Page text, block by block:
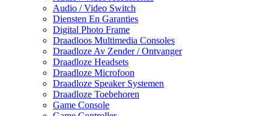
Audio / Video Switch
Diensten En Garanties
Digital Photo Frame
Draadloos Multimedia Consoles
Draadloze Av Zender / Ontvanger
Draadloze Headsets
Draadloze Microfoon
Draadloze Speaker Systemen
Draadloze Toebehoren
Game Console